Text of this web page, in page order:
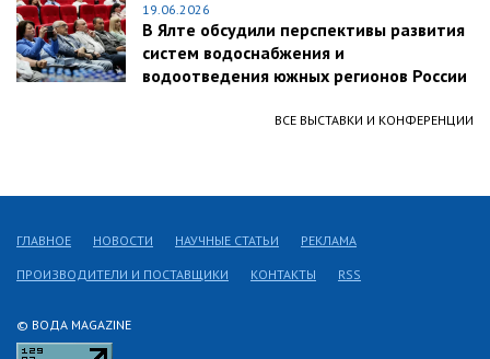
19.06.2026
В Ялте обсудили перспективы развития
систем водоснабжения и
водоотведения южных регионов России
ВСЕ ВЫСТАВКИ И КОНФЕРЕНЦИИ
© ВОДА MAGAZINE
ГЛАВНОЕ НОВОСТИ НАУЧНЫЕ СТАТЬИ РЕКЛАМА
ПРОИЗВОДИТЕЛИ И ПОСТАВЩИКИ КОНТАКТЫ RSS